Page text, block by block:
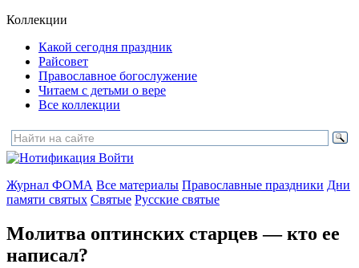
Коллекции
Какой сегодня праздник
Райсовет
Православное богослужение
Читаем с детьми о вере
Все коллекции
Войти
Журнал ФОМА Все материалы Православные праздники Дни
памяти святых Святые Русские святые
Молитва оптинских старцев— кто ее
написал?